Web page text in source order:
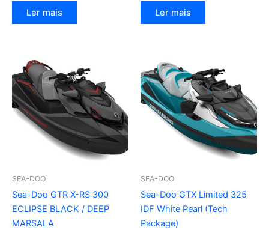
Ler mais Ler mais
SEA-DOO
Sea-Doo GTR X-RS 300
ECLIPSE BLACK / DEEP
MARSALA
SEA-DOO
Sea-Doo GTX Limited 325
IDF White Pearl (Tech
Package)